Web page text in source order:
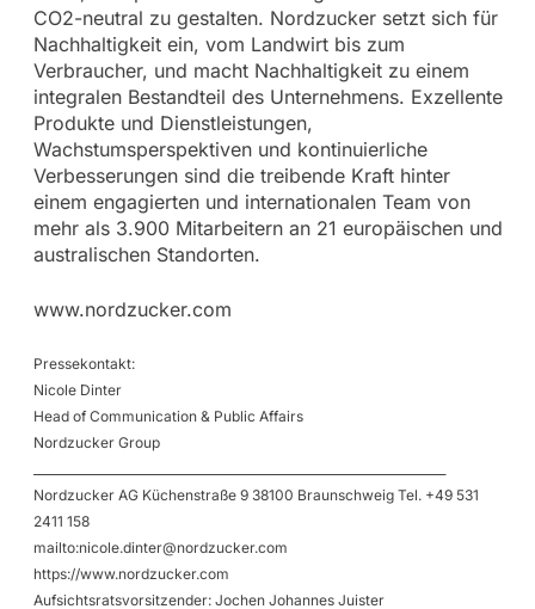
CO2-neutral zu gestalten. Nordzucker setzt sich für
Nachhaltigkeit ein, vom Landwirt bis zum
Verbraucher, und macht Nachhaltigkeit zu einem
integralen Bestandteil des Unternehmens. Exzellente
Produkte und Dienstleistungen,
Wachstumsperspektiven und kontinuierliche
Verbesserungen sind die treibende Kraft hinter
einem engagierten und internationalen Team von
mehr als 3.900 Mitarbeitern an 21 europäischen und
australischen Standorten.
www.nordzucker.com
Pressekontakt:
Nicole Dinter
Head of Communication & Public Affairs
Nordzucker Group
Nordzucker AG Küchenstraße 9 38100 Braunschweig Tel. +49 531
2411 158
mailto:nicole.dinter@nordzucker.com
https://www.nordzucker.com
Aufsichtsratsvorsitzender: Jochen Johannes Juister